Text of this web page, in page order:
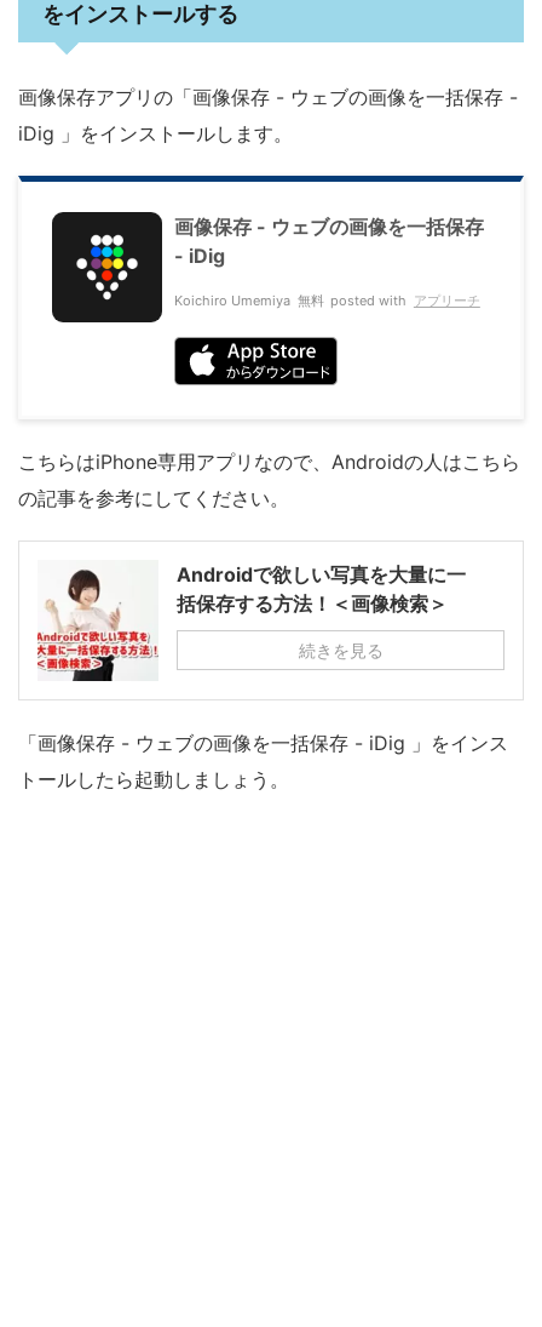
をインストールする
画像保存アプリの「画像保存 - ウェブの画像を一括保存 -
iDig 」をインストールします。
画像保存 - ウェブの画像を一括保存
- iDig
Koichiro Umemiya 無料 posted with アプリーチ
こちらはiPhone専用アプリなので、Androidの人はこちら
の記事を参考にしてください。
Androidで欲しい写真を大量に一
括保存する方法！＜画像検索＞
続きを見る
「画像保存 - ウェブの画像を一括保存 - iDig 」をインス
トールしたら起動しましょう。